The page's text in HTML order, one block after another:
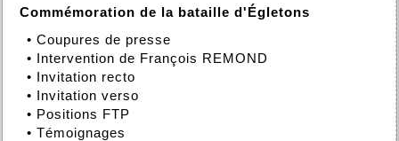
Commémoration de la bataille d'Égletons
• Coupures de presse
• Intervention de François REMOND
• Invitation recto
• Invitation verso
• Positions FTP
• Témoignages